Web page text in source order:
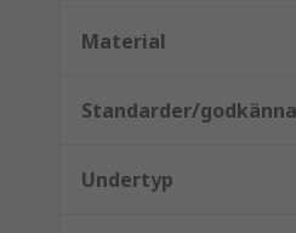
Material
Standarder/
Undertyp